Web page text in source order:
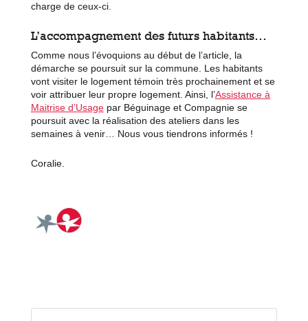
charge de ceux-ci.
L’accompagnement des futurs habitants…
Comme nous l’évoquions au début de l’article, la
démarche se poursuit sur la commune. Les habitants
vont visiter le logement témoin très prochainement et se
voir attribuer leur propre logement. Ainsi, l’Assistance à
Maitrise d’Usagepar Béguinage et Compagnie se
poursuit avec la réalisation des ateliers dans les
semaines à venir… Nous vous tiendrons informés !
Coralie.